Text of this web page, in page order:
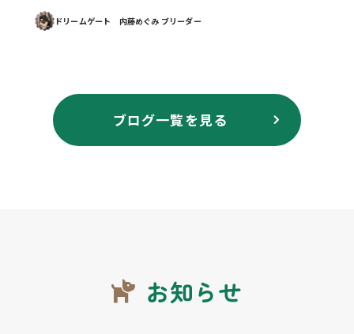
社のプロフェッショナル事業部の 方々と共に我が家へ来訪
くださいました。 ワンコさん達のお部屋や運動場を見学 […]
ドリームゲート 内藤めぐみ ブリーダー
ブログ一覧を見る
お知らせ